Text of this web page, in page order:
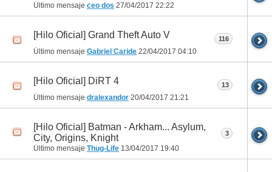
Último mensaje ceo dos 27/04/2017 22:22
[Hilo Oficial] Grand Theft Auto V
Último mensaje Gabriel Caride 22/04/2017 04:10
116
[Hilo Oficial] DiRT 4
Último mensaje dralexandor 20/04/2017 21:21
13
[Hilo Oficial] Batman - Arkham... Asylum,
City, Origins, Knight
Último mensaje Thug-Life 13/04/2017 19:40
3